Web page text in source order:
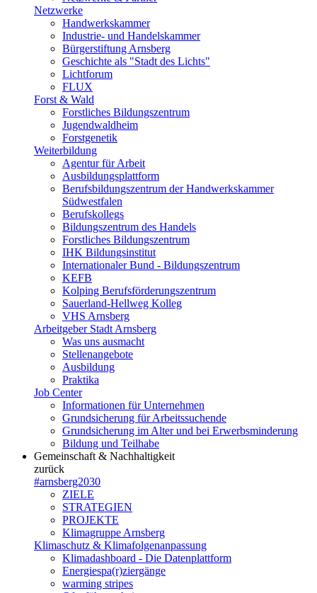
Netzwerke
Handwerkskammer
Industrie- und Handelskammer
Bürgerstiftung Arnsberg
Geschichte als "Stadt des Lichts"
Lichtforum
FLUX
Forst & Wald
Forstliches Bildungszentrum
Jugendwaldheim
Forstgenetik
Weiterbildung
Agentur für Arbeit
Ausbildungsplattform
Berufsbildungszentrum der Handwerkskammer
Südwestfalen
Berufskollegs
Bildungszentrum des Handels
Forstliches Bildungszentrum
IHK Bildungsinstitut
Internationaler Bund - Bildungszentrum
KEFB
Kolping Berufsförderungszentrum
Sauerland-Hellweg Kolleg
VHS Arnsberg
Arbeitgeber Stadt Arnsberg
Was uns ausmacht
Stellenangebote
Ausbildung
Praktika
Job Center
Informationen für Unternehmen
Grundsicherung für Arbeitssuchende
Grundsicherung im Alter und bei Erwerbsminderung
Bildung und Teilhabe
Gemeinschaft & Nachhaltigkeit
zurück
#arnsberg2030
ZIELE
STRATEGIEN
PROJEKTE
Klimagruppe Arnsberg
Klimaschutz & Klimafolgenanpassung
Klimadashboard - Die Datenplattform
Energiespa(r)ziergänge
warming stripes